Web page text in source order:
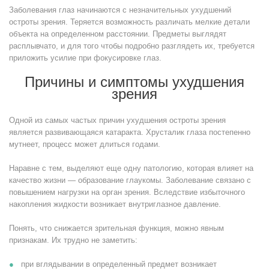
Заболевания глаз начинаются с незначительных ухудшений
остроты зрения. Теряется возможность различать мелкие детали
объекта на определенном расстоянии. Предметы выглядят
расплывчато, и для того чтобы подробно разглядеть их, требуется
приложить усилие при фокусировке глаз.
Причины и симптомы ухудшения
зрения
Одной из самых частых причин ухудшения остроты зрения
является развивающаяся катаракта. Хрусталик глаза постепенно
мутнеет, процесс может длиться годами.
Наравне с тем, выделяют еще одну патологию, которая влияет на
качество жизни — образование глаукомы. Заболевание связано с
повышением нагрузки на орган зрения. Вследствие избыточного
накопления жидкости возникает внутриглазное давление.
Понять, что снижается зрительная функция, можно явным
признакам. Их трудно не заметить:
при вглядывании в определенный предмет возникает